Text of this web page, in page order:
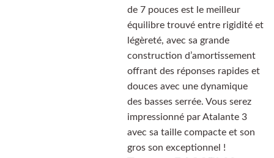
de 7 pouces est le meilleur
équilibre trouvé entre rigidité et
légèreté, avec sa grande
construction d’amortissement
offrant des réponses rapides et
douces avec une dynamique
des basses serrée. Vous serez
impressionné par Atalante 3
avec sa taille compacte et son
gros son exceptionnel !